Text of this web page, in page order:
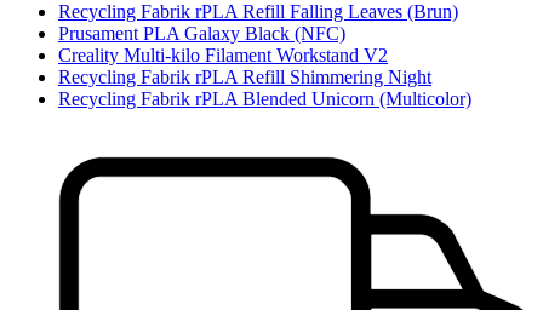
Recycling Fabrik rPLA Refill Falling Leaves (Brun)
Prusament PLA Galaxy Black (NFC)
Creality Multi-kilo Filament Workstand V2
Recycling Fabrik rPLA Refill Shimmering Night
Recycling Fabrik rPLA Blended Unicorn (Multicolor)